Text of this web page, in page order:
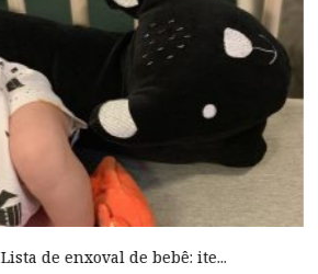
Lista de enxoval de bebê: ite...